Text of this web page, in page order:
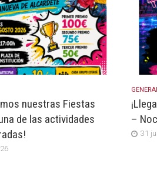
nuestras Fiestas
de las actividades
–
31